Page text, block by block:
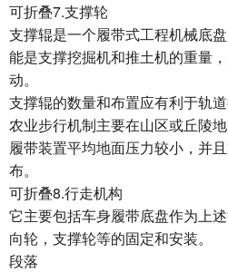
可折叠7.支撑轮
支撑辊是一个履带式工程机械底
能是支撑挖掘机和推土机的重量
动。
支撑辊的数量和布置应有利于轨
农业步行机制主要在山区或丘陵
履带装置平均地面压力较小，并
布。
可折叠8.行走机构
它主要包括车身履带底盘作为上
向轮，支撑轮等的固定和安装。
段落